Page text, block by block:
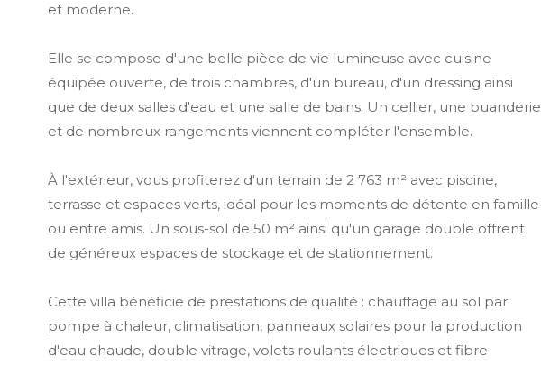
et moderne.
Elle se compose d'une belle pièce de vie lumineuse avec cuisine
équipée ouverte, de trois chambres, d'un bureau, d'un dressing ainsi
que de deux salles d'eau et une salle de bains. Un cellier, une buanderie
et de nombreux rangements viennent compléter l'ensemble.
À l'extérieur, vous profiterez d'un terrain de 2 763 m² avec piscine,
terrasse et espaces verts, idéal pour les moments de détente en famille
ou entre amis. Un sous-sol de 50 m² ainsi qu'un garage double offrent
de généreux espaces de stockage et de stationnement.
Cette villa bénéficie de prestations de qualité : chauffage au sol par
pompe à chaleur, climatisation, panneaux solaires pour la production
d'eau chaude, double vitrage, volets roulants électriques et fibre